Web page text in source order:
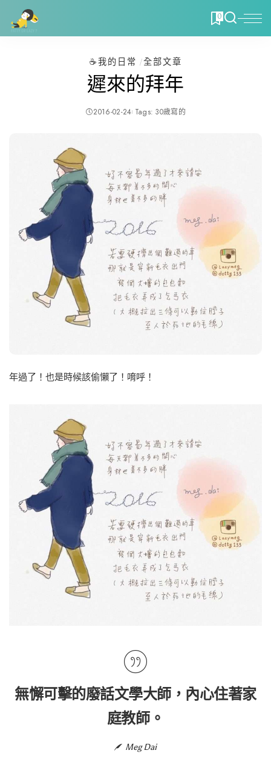
0
☕️我的日常 全部文章
遲來的拜年
2016-02-24 Tags: 30歲寫的
年過了！也是時候該偷懶了！唷呼！
無懈可擊的廢話文學大師，內心住著家
庭教師。
Meg Dai